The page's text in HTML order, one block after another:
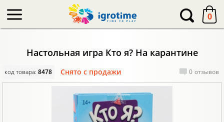
0
Настольная игра Кто я? На карантине
код товара:8478 Снято с продажи 0 отзывов